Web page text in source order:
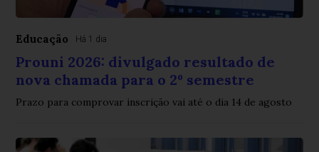
Educação Há 1 dia
Prouni 2026: divulgado resultado de
nova chamada para o 2º semestre
Prazo para comprovar inscrição vai até o dia 14 de agosto